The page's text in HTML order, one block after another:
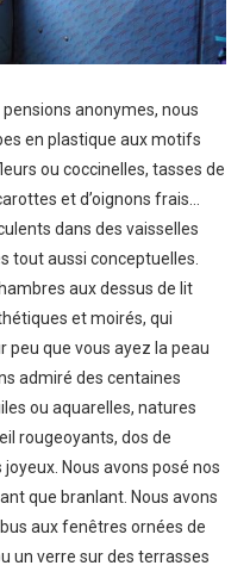
anonymes, nous
en plastique aux motifs
ou coccinelles, tasses de
et d’oignons frais…
dans des vaisselles
tout aussi conceptuelles.
aux dessus de lit
et moirés, qui
peu que vous ayez la peau
admiré des centaines
ou aquarelles, natures
rougeoyants, dos de
Nous avons posé nos
que branlant. Nous avons
aux fenêtres ornées de
un verre sur des terrasses